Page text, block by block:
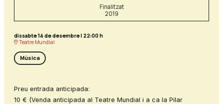
Finalitzat
2019
dissabte 14 de desembre| 22:00 h
Teatre Mundial
Música
Preu entrada anticipada:
10 € (Venda anticipada al Teatre Mundial i a ca la Pilar